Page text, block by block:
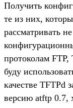
Получить
те из них,
рассматривать
протоколам
буду
качестве TFTPd
версию atftp 0.7,